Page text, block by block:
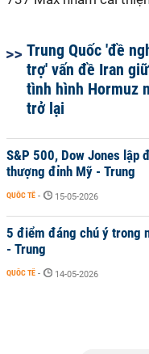
Trung Quốc 'đề
trợ' vấn đề Iran
tình hình Hormuz
trở lại
S&P 500, Dow Jones lập
thượng đỉnh Mỹ - Trung
QUỐC TẾ - 15-05-2026
5 điểm đáng chú ý trong
- Trung
QUỐC TẾ - 14-05-2026